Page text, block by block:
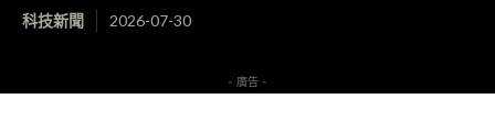
科技新聞 2026-07-30
- 廣告 -